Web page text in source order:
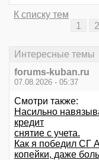
К списку тем
1
2
Интересные темы
forums-kuban.ru
07.08.2026 - 05:37
Смотри также:
Насильно
кредит
снятие с учета.
Как я победил СГ
копейки, даже